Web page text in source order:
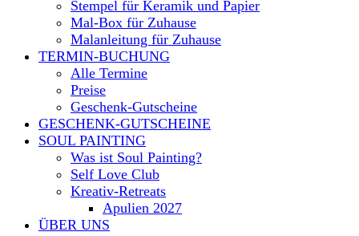
Stempel für Keramik und Papier
Mal-Box für Zuhause
Malanleitung für Zuhause
TERMIN-BUCHUNG
Alle Termine
Preise
Geschenk-Gutscheine
GESCHENK-GUTSCHEINE
SOUL PAINTING
Was ist Soul Painting?
Self Love Club
Kreativ-Retreats
Apulien 2027
ÜBER UNS